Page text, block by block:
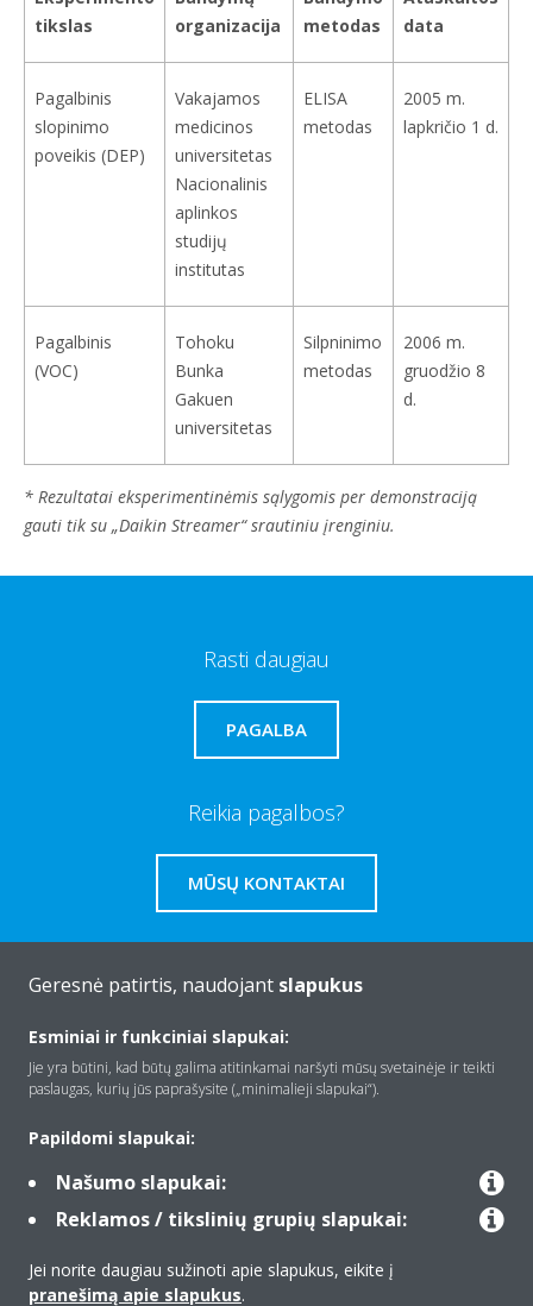
tikslas
organizacija
metodas
data
Pagalbinis
slopinimo
poveikis (DEP)
Vakajamos
medicinos
universitetas
Nacionalinis
aplinkos
studijų
institutas
ELISA
metodas
2005 m.
lapkričio 1 d.
Pagalbinis
(VOC)
Tohoku
Bunka
Gakuen
universitetas
Silpninimo
metodas
2006 m.
gruodžio 8
d.
* Rezultatai eksperimentinėmis sąlygomis per demonstraciją
gauti tik su „Daikin Streamer“ srautiniu įrenginiu.
Rasti daugiau
PAGALBA
Reikia pagalbos?
MŪSŲ KONTAKTAI
Apie Daikin
Kontaktas
Produktai
Geresnė patirtis, naudojant slapukus
Esminiai ir funkciniai slapukai:
Jie yra būtini, kad būtų galima atitinkamai naršyti mūsų svetainėje ir teikti
paslaugas, kurių jūs paprašysite („minimalieji slapukai“).
Papildomi slapukai:
Našumo slapukai:
Reklamos / tikslinių grupių slapukai:
Jei norite daugiau sužinoti apie slapukus, eikite į
pranešimą apie slapukus.